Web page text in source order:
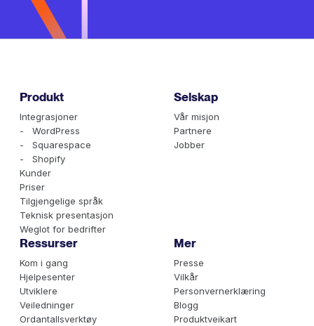
Produkt
Integrasjoner
- WordPress
- Squarespace
- Shopify
Kunder
Priser
Tilgjengelige språk
Teknisk presentasjon
Weglot for bedrifter
Selskap
Vår misjon
Partnere
Jobber
Ressurser
Kom i gang
Hjelpesenter
Utviklere
Veiledninger
Ordantallsverktøy
Mer
Presse
Vilkår
Personvernerklæring
Blogg
Produktveikart